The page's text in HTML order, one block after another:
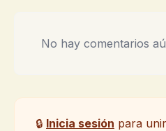
No hay comentarios
🔒 Inicia sesión para